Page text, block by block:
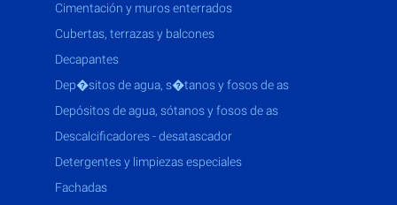
cimentación y muros enterrados
cubertas, terrazas y balcones
decapantes
dep�sitos de agua, s�tanos y fosos de as
depósitos de agua, sótanos y fosos de as
descalcificadores - desatascador
detergentes y limpiezas especiales
fachadas